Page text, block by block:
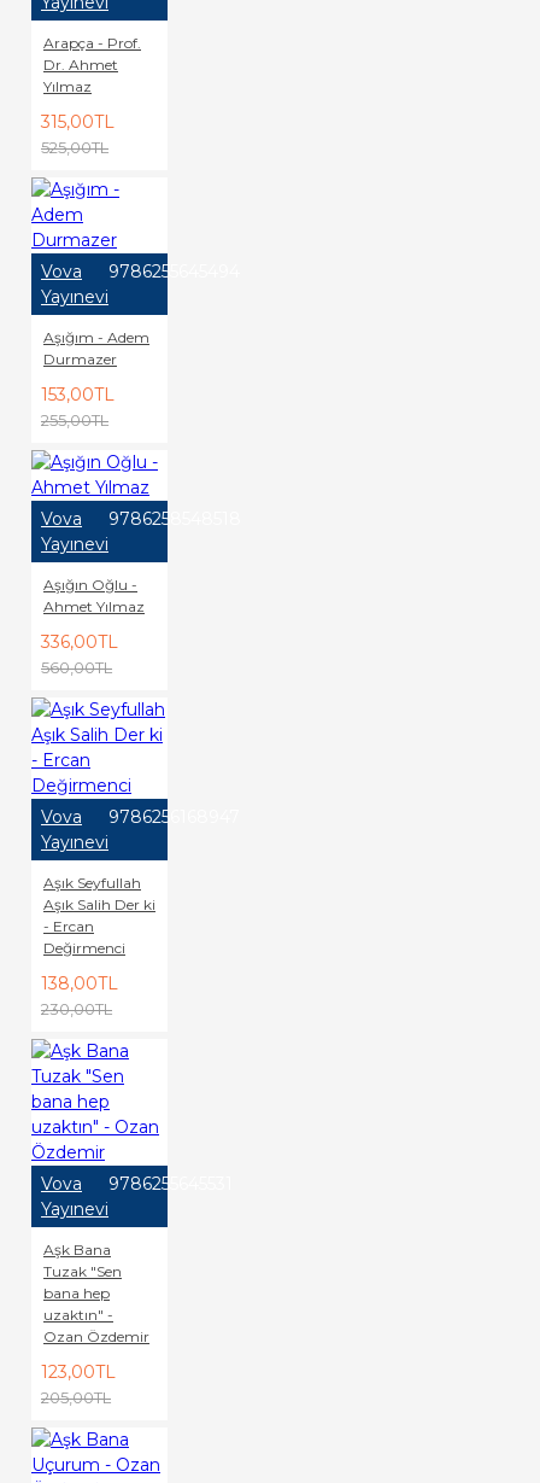
Arapça - Prof.
Dr. Ahmet
Yılmaz
315,00TL
525,00TL
Vova
Yayınevi
9786255645494
Aşığım - Adem
Durmazer
153,00TL
255,00TL
Vova
Yayınevi
9786258548518
Aşığın Oğlu -
Ahmet Yılmaz
336,00TL
560,00TL
Vova
Yayınevi
9786256168947
Aşık Seyfullah
Aşık Salih Der ki
- Ercan
Değirmenci
138,00TL
230,00TL
Vova
Yayınevi
9786255645531
Aşk Bana
Tuzak "Sen
bana hep
uzaktın" -
Ozan Özdemir
123,00TL
205,00TL